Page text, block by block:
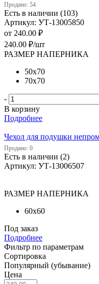
Продано: 54
Есть в наличии (103)
Артикул: УТ-13005850
от 240.00 ₽
240.00 ₽/шт
РАЗМЕР НАПЕРНИКА
50х70
70х70
-
В корзину
Подробнее
Чехол для подушки
Продано: 0
Есть в наличии (2)
Артикул: УТ-13006507
РАЗМЕР НАПЕРНИКА
60х60
Под заказ
Подробнее
Фильтр по параметрам
Сортировка
Популярный (убывание)
Цена